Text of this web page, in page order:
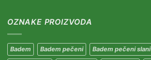
OZNAKE PROIZVODA
Badem Badem pečeni Badem pečeni slani